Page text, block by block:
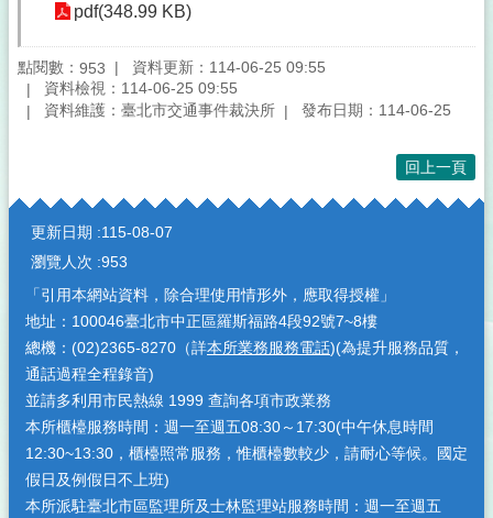
pdf(348.99 KB)
點閱數： 953
資料更新：114-06-25 09:55
資料檢視：114-06-25 09:55
資料維護：臺北市交通事件裁決所
發布日期：114-06-25
回上一頁
:::
更新日期
115-08-07
瀏覽人次 953
「引用本網站資料，除合理使用情形外，應取得授權」
地址：100046臺北市中正區羅斯福路4段92號7~8樓
總機：(02)2365-8270（詳本所業務服務電話)(為提升服務品質，
通話過程全程錄音)
並請多利用市民熱線 1999 查詢各項市政業務
本所櫃檯服務時間：週一至週五08:30～17:30(中午休息時間
12:30~13:30，櫃檯照常服務，惟櫃檯數較少，請耐心等候。國定
假日及例假日不上班)
本所派駐臺北市區監理所及士林監理站服務時間：週一至週五